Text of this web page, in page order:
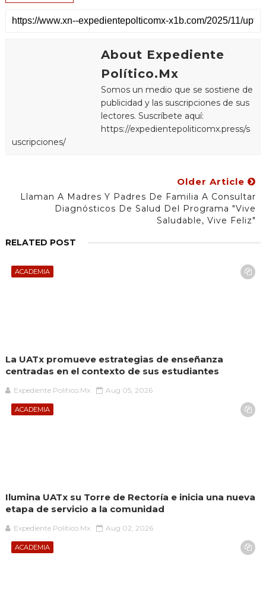
About Expediente
Político.Mx
Somos un medio que se sostiene de
publicidad y las suscripciones de sus
lectores. Suscríbete aquí:
https://expedientepoliticomx.press/s
uscripciones/
Older Article
Llaman A Madres Y Padres De Familia A Consultar
Diagnósticos De Salud Del Programa "Vive
Saludable, Vive Feliz"
RELATED POST
ACADEMIA
La UATx promueve estrategias de enseñanza
centradas en el contexto de sus estudiantes
Expediente Político.Mx Aug 05, 2026
ACADEMIA
Ilumina UATx su Torre de Rectoría e inicia una nueva
etapa de servicio a la comunidad
Expediente Político.Mx Aug 02, 2026
ACADEMIA